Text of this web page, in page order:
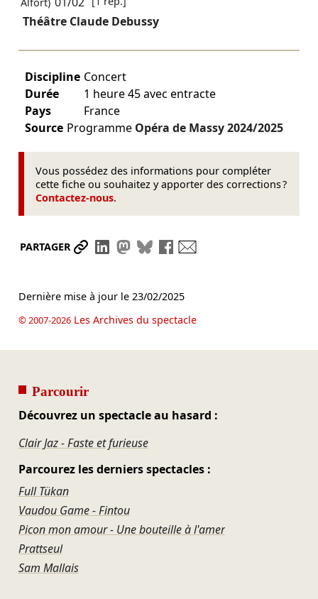
Théâtre Claude Debussy
Discipline Concert
Durée
1 heure 45 avec entracte
Pays
France
Source Programme Opéra de Massy2024/2025
Vous possédez des informations pour compléter
cette fiche ou souhaitez y apporter des corrections ?
Contactez-nous.
PARTAGER Partager le lien
Partager sur LinkedIn
Partager sur Mastodon
Partager sur Bluesky
Partager sur Facebook
Dernière mise à jour le 23/02/2025
© 2007-2026Les Archives du spectacle
Parcourir
Découvrez un spectacle au hasard :
Clair Jaz - Faste et furieuse
Parcourez les derniers spectacles :
Full Tükan
Vaudou Game - Fintou
Picon mon amour - Une bouteille à l'amer
Prattseul
Sam Mallais